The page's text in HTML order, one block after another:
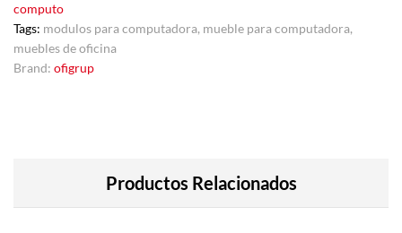
computo
Tags: modulos para computadora, mueble para computadora,
muebles de oficina
Brand: ofigrup
Productos Relacionados